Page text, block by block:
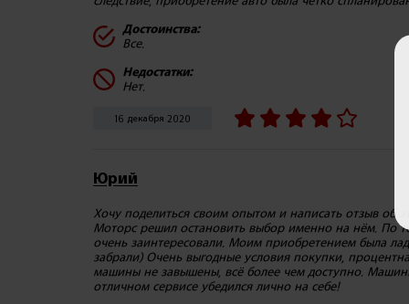
Достоинства:
Все.
Недостатки:
Нет.
16 декабря 2020
Юрий
Хочу поделиться своим опытом и написать отзыв об
Моторс решил остановить выбор именно на нём. По
очень заинтересовали. Моим приобретением была
забрали) Очень выгодные условия покупки,
машины не завышены, всё более чем доступно.
отличном сервисе убедился лично на себе!